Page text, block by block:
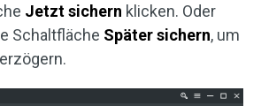
Jetzt sichern klicken. Oder
Schaltfläche Später sichern, um